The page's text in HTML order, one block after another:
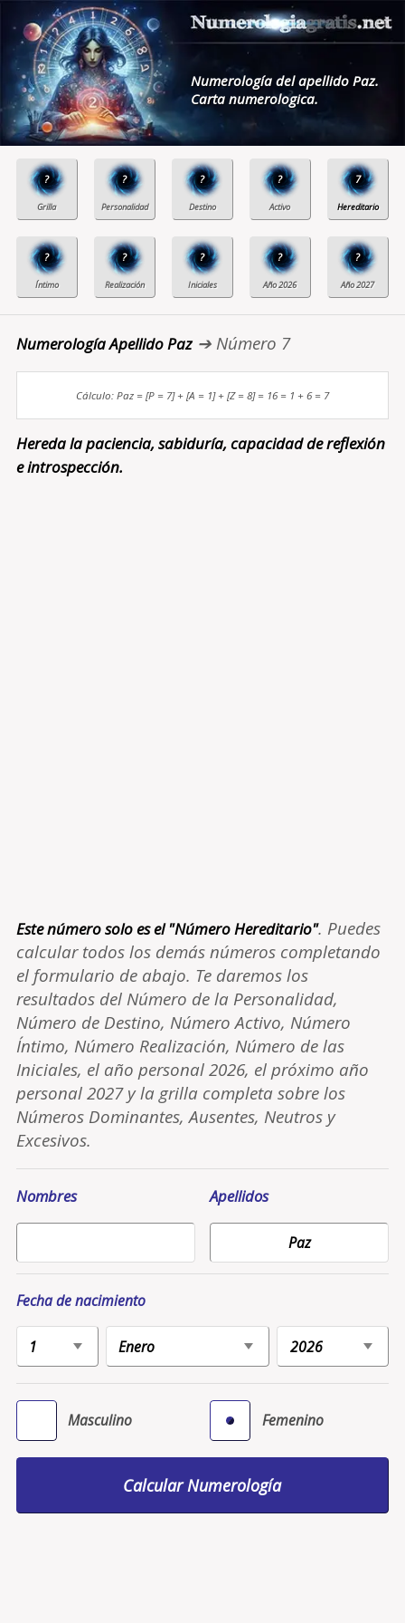
Numerología del apellido Paz.
Carta numerologica.
? ? ? ? 7
? ? ? ? ?
Numerología Apellido Paz➔ Número 7
Cálculo: Paz = [P = 7] + [A = 1] + [Z = 8] = 16 = 1 + 6 = 7
Hereda la paciencia, sabiduría, capacidad de reflexión
e introspección.
Este número solo es el "Número Hereditario". Puedes
calcular todos los demás números completando
el formulario de abajo. Te daremos los
resultados del Número de la Personalidad,
Número de Destino, Número Activo, Número
Íntimo, Número Realización, Número de las
Iniciales, el año personal 2026, el próximo año
personal 2027 y la grilla completa sobre los
Números Dominantes, Ausentes, Neutros y
Excesivos.
Nombres Apellidos
Fecha de nacimiento
Masculino Femenino